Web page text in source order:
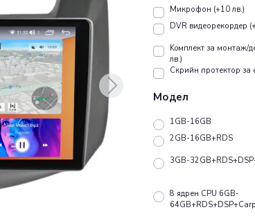
Микрофон (+10 лв.)
DVR видеорекордер
Koмплект за монтаж/
лв.)
Скрийн протектор за
Модел
1GB-16GB
2GB-16GB+RDS
3GB-
8 ядрен CPU 6GB-